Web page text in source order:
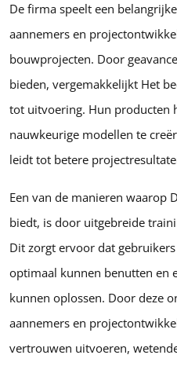
De firma speelt een
aannemers en
bouwprojecten. Door
bieden, vergemakkelijkt Het
tot uitvoering. Hun producten
nauwkeurige modellen te
leidt tot betere
Een van de manieren waarop
biedt, is door uitgebreide
Dit zorgt ervoor dat
optimaal kunnen benutten en
kunnen oplossen. Door deze
aannemers en
vertrouwen uitvoeren,